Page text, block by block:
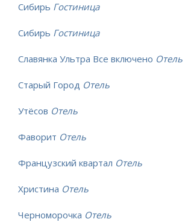
Сибирь Гостиница
Сибирь Гостиница
Славянка Ультра Все включено Отель
Старый Город Отель
Утёсов Отель
Фаворит Отель
Французский квартал Отель
Христина Отель
Черноморочка Отель